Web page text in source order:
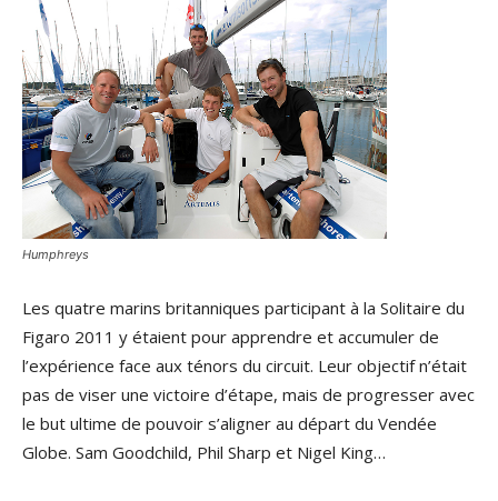
Humphreys
Les quatre marins britanniques participant à la Solitaire du
Figaro 2011 y étaient pour apprendre et accumuler de
l’expérience face aux ténors du circuit. Leur objectif n’était
pas de viser une victoire d’étape, mais de progresser avec
le but ultime de pouvoir s’aligner au départ du Vendée
Globe. Sam Goodchild, Phil Sharp et Nigel King…